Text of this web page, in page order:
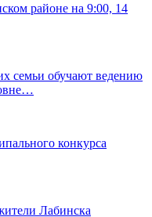
районе на 9:00, 14
семьи обучают ведению
конкурса
Лабинска